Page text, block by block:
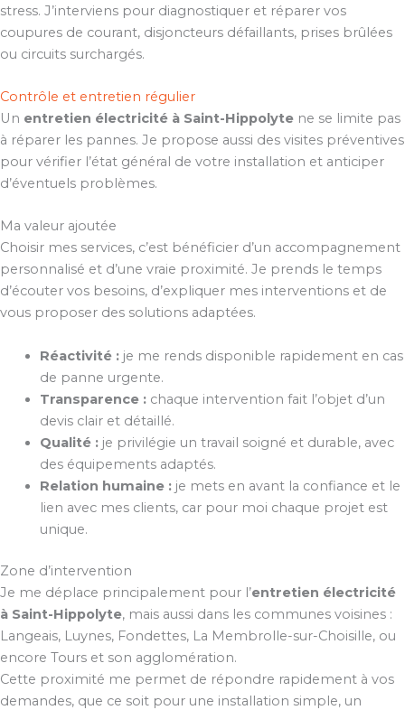
stress. J’interviens pour diagnostiquer et réparer vos
coupures de courant, disjoncteurs défaillants, prises brûlées
ou circuits surchargés.
Contrôle et entretien régulier
Un entretien électricité à Saint-Hippolyte ne se limite pas
à réparer les pannes. Je propose aussi des visites préventives
pour vérifier l’état général de votre installation et anticiper
d’éventuels problèmes.
Ma valeur ajoutée
Choisir mes services, c’est bénéficier d’un accompagnement
personnalisé et d’une vraie proximité. Je prends le temps
d’écouter vos besoins, d’expliquer mes interventions et de
vous proposer des solutions adaptées.
Réactivité :je me rends disponible rapidement en cas
de panne urgente.
Transparence :chaque intervention fait l’objet d’un
devis clair et détaillé.
Qualité :je privilégie un travail soigné et durable, avec
des équipements adaptés.
Relation humaine :je mets en avant la confiance et le
lien avec mes clients, car pour moi chaque projet est
unique.
Zone d’intervention
Je me déplace principalement pour l’entretien électricité
à Saint-Hippolyte, mais aussi dans les communes voisines :
Langeais, Luynes, Fondettes, La Membrolle-sur-Choisille, ou
encore Tours et son agglomération.
Cette proximité me permet de répondre rapidement à vos
demandes, que ce soit pour une installation simple, un